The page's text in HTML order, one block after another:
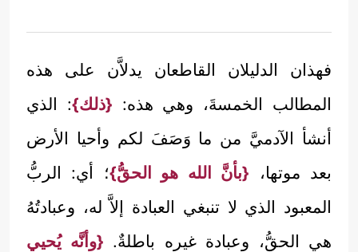
فهذان الدليلان القاطعان يدلاَّن على هذه
المطالب الخمسةَ، وهي هذه: {ذلك}: الذي
أنشأ الآدميَّ من ما وَصَفَ لكم وأحيا الأرض
بعد موتها، {بأنَّ الله هو الحقُّ}؛ أي: الربُّ
المعبود الذي لا تنبغي العبادة إلاَّ له، وعبادتُهُ
هي الحقُّ، وعبادة غيره باطلةٌ. {وأنَّه يُحيي